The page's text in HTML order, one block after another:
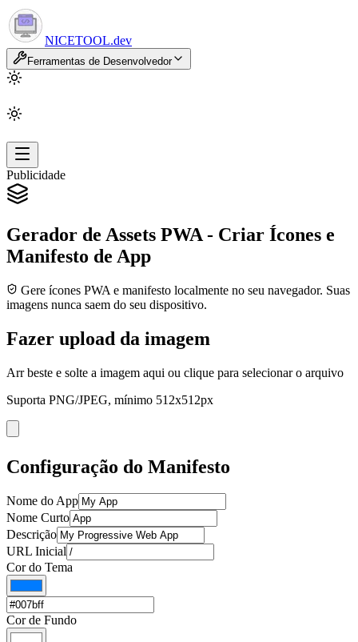
NICETOOL.dev
Ferramentas de Desenvolvedor
Publicidade
Gerador de Assets PWA - Criar Ícones e
Manifesto de App
Gere ícones PWA e manifesto localmente no seu navegador. Suas
imagens nunca saem do seu dispositivo.
Fazer upload da imagem
Arr beste e solte a imagem aqui ou clique para selecionar o arquivo
Suporta PNG/JPEG, mínimo 512x512px
Configuração do Manifesto
Nome do App
Nome Curto
Descrição
URL Inicial
Cor do Tema
Cor de Fundo